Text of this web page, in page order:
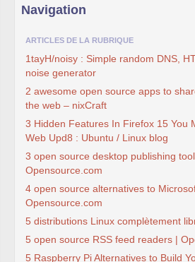
Navigation
ARTICLES DE LA RUBRIQUE
1tayH/noisy : Simple random DNS,
noise generator
2 awesome open source apps to
the web – nixCraft
3 Hidden Features In Firefox 15 You
Web Upd8 : Ubuntu / Linux blog
3 open source desktop publishing
Opensource.com
4 open source alternatives to
Opensource.com
5 distributions Linux complètement
5 open source RSS feed readers |
5 Raspberry Pi Alternatives to Build